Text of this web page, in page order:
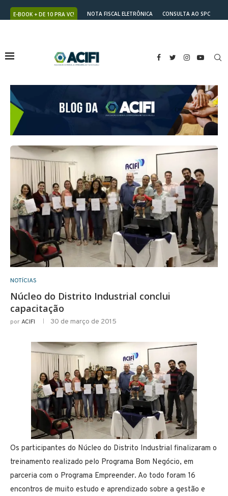
E-BOOK + DE 10 PRA VC! NOTA FISCAL ELETRÔNICA
CONSULTA AO SPC
NOTÍCIAS
Núcleo do Distrito Industrial conclui
capacitação
porACIFI 30 de março de 2015
Os participantes do Núcleo do Distrito Industrial finalizaram o
treinamento realizado pelo Programa Bom Negócio, em
parceria com o Programa Empreender. Ao todo foram 16
encontros de muito estudo e aprendizado sobre a gestão e